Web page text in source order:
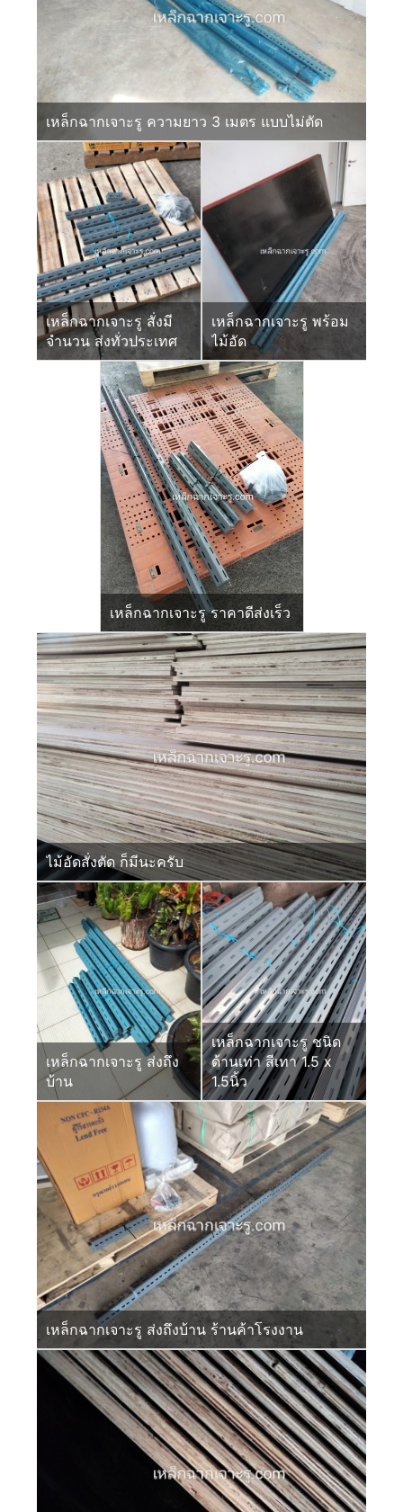
เหล็กฉากเจาะรู ความยาว 3 เมตร แบบไม่ตัด
เหล็กฉากเจาะรู สั่งมี
จำนวน ส่งทั่วประเทศ
เหล็กฉากเจาะรู พร้อม
ไม้อัด
เหล็กฉากเจาะรู ราคาดีส่งเร็ว
ไม้อัดสั่งตัด ก็มีนะครับ
เหล็กฉากเจาะรู ส่งถึง
บ้าน
เหล็กฉากเจาะรู ชนิด
ด้านเท่า สีเทา 1.5 x
1.5นิ้ว
เหล็กฉากเจาะรู ส่งถึงบ้าน ร้านค้าโรงงาน